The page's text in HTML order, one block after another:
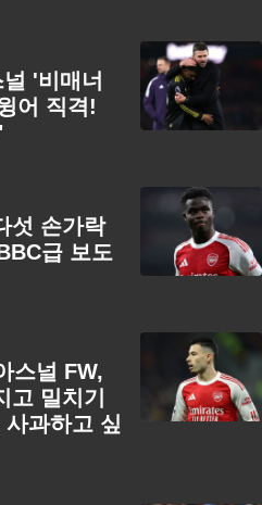
'비매너
어 직격!
섯 손가락
급 보도
스널 FW,
고 밀치기
과하고 싶